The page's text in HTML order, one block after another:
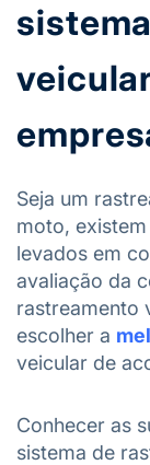
Seja um
moto,
levados em
avaliação da
rastreamento
escolher a
veicular de
Conhecer as
sistema de